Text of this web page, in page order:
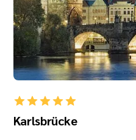
Karlsbrücke